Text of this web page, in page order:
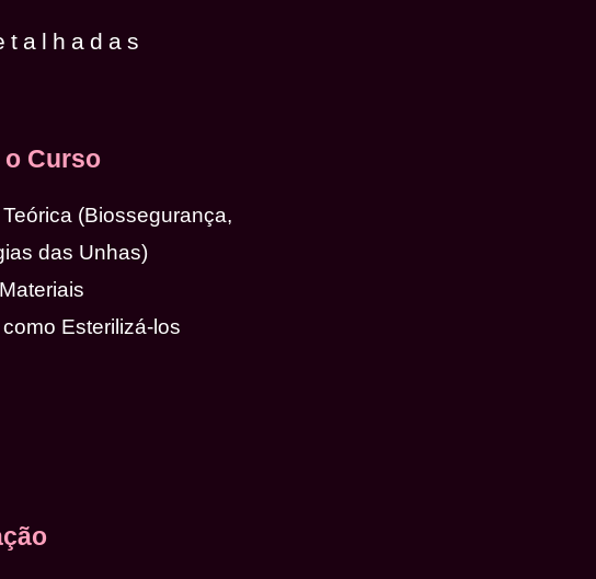
Curso
(Biossegurança,
das Unhas)
Esterilizá-los